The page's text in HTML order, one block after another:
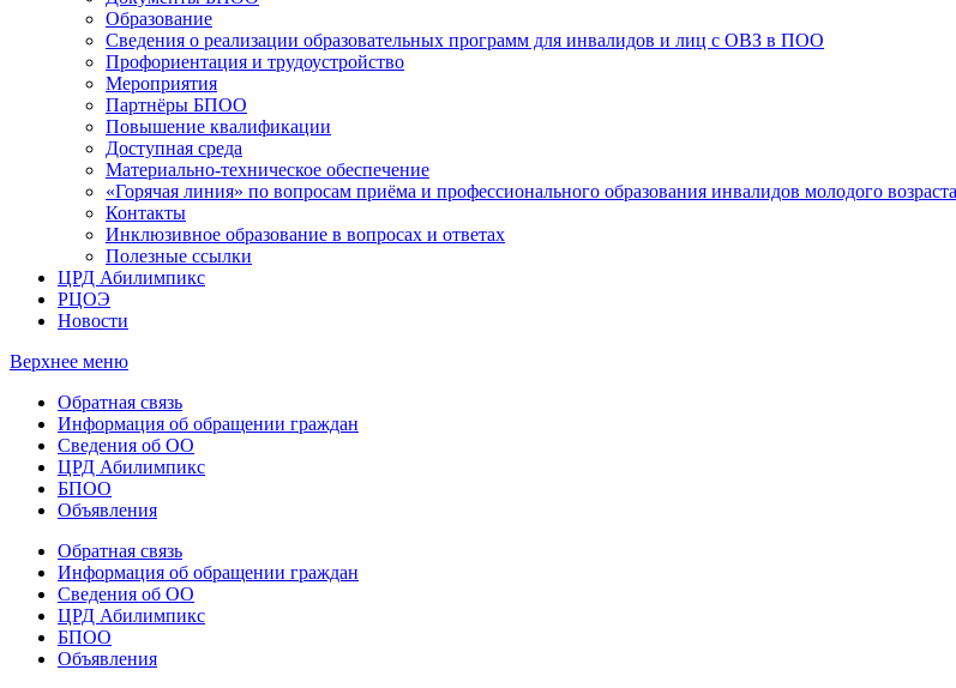
Образование
Сведения о реализации образовательных программ для инвалидов и лиц с ОВЗ в ПОО
Профориентация и трудоустройство
Мероприятия
Партнёры БПОО
Повышение квалификации
Доступная среда
Материально-техническое обеспечение
«Горячая линия» по вопросам приёма и профессионального образования инвалидов молодого
Контакты
Инклюзивное образование в вопросах и ответах
Полезные ссылки
ЦРД Абилимпикс
РЦОЭ
Новости
Верхнее меню
Обратная связь
Информация об обращении граждан
Сведения об ОО
ЦРД Абилимпикс
БПОО
Объявления
Обратная связь
Информация об обращении граждан
Сведения об ОО
ЦРД Абилимпикс
БПОО
Объявления